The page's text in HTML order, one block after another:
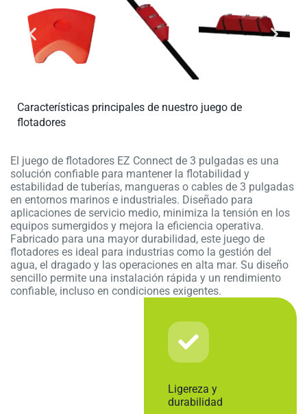
Características principales de nuestro juego de
flotadores
El juego de flotadores EZ Connect de 3 pulgadas es una
solución confiable para mantener la flotabilidad y
estabilidad de tuberías, mangueras o cables de 3 pulgadas
en entornos marinos e industriales. Diseñado para
aplicaciones de servicio medio, minimiza la tensión en los
equipos sumergidos y mejora la eficiencia operativa.
Fabricado para una mayor durabilidad, este juego de
flotadores es ideal para industrias como la gestión del
agua, el dragado y las operaciones en alta mar. Su diseño
sencillo permite una instalación rápida y un rendimiento
confiable, incluso en condiciones exigentes.
Ligereza y
durabilidad